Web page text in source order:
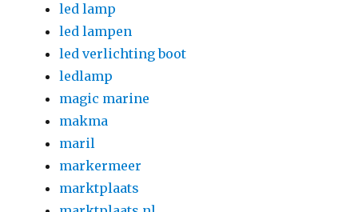
led lamp
led lampen
led verlichting boot
ledlamp
magic marine
makma
maril
markermeer
marktplaats